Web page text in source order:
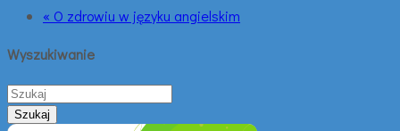
« O zdrowiu w języku angielskim
Wyszukiwanie